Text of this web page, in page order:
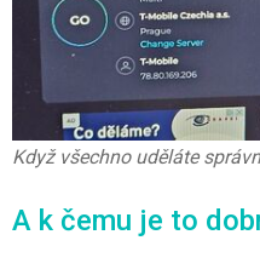
Když všechno uděláte
A k čemu je to